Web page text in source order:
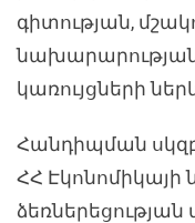
գիտության,
կառույցների
Հանդիպման
ՀՀ
ձեռներեցության